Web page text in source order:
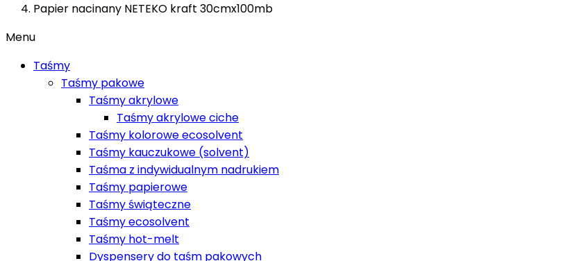
Papier nacinany NETEKO kraft 30cmx100mb
Menu
Taśmy
Taśmy pakowe
Taśmy akrylowe
Taśmy akrylowe ciche
Taśmy kolorowe ecosolvent
Taśmy kauczukowe (solvent)
Taśma z indywidualnym nadrukiem
Taśmy papierowe
Taśmy świąteczne
Taśmy ecosolvent
Taśmy hot-melt
Dyspensery do taśm pakowych